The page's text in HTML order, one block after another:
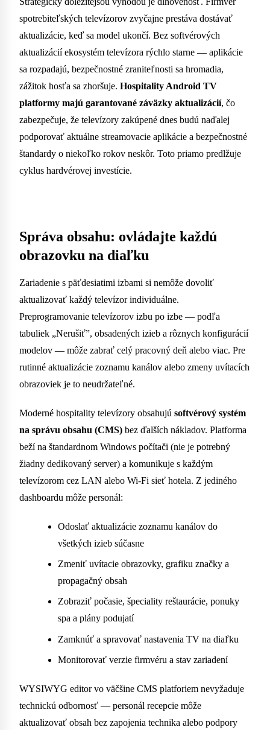
spotrebiteľských televízorov zvyčajne prestáva dostávať
aktualizácie, keď sa model ukončí. Bez softvérových
aktualizácií ekosystém televízora rýchlo starne — aplikácie
sa rozpadajú, bezpečnostné zraniteľnosti sa hromadia,
zážitok hosťa sa zhoršuje. Hospitality Android TV
platformy majú garantované záväzky aktualizácií, čo
zabezpečuje, že televízory zakúpené dnes budú naďalej
podporovať aktuálne streamovacie aplikácie a bezpečnostné
štandardy o niekoľko rokov neskôr. Toto priamo predlžuje
cyklus hardvérovej investície.
Správa obsahu: ovládajte každú
obrazovku na diaľku
Zariadenie s päťdesiatimi izbami si nemôže dovoliť
aktualizovať každý televízor individuálne.
Preprogramovanie televízorov izbu po izbe — podľa
tabuliek „Nerušiť”, obsadených izieb a rôznych konfigurácií
modelov — môže zabrať celý pracovný deň alebo viac. Pre
rutinné aktualizácie zoznamu kanálov alebo zmeny uvítacích
obrazoviek je to neudržateľné.
Moderné hospitality televízory obsahujú softvérový systém
na správu obsahu (CMS) bez ďalších nákladov. Platforma
beží na štandardnom Windows počítači (nie je potrebný
žiadny dedikovaný server) a komunikuje s každým
televízorom cez LAN alebo Wi-Fi sieť hotela. Z jediného
dashboardu môže personál:
Odoslať aktualizácie zoznamu kanálov do
všetkých izieb súčasne
Zmeniť uvítacie obrazovky, grafiku značky a
propagačný obsah
Zobraziť počasie, špeciality reštaurácie, ponuky
spa a plány podujatí
Zamknúť a spravovať nastavenia TV na diaľku
Monitorovať verzie firmvéru a stav zariadení
WYSIWYG editor vo väčšine CMS platforiem nevyžaduje
technickú odbornosť — personál recepcie môže
aktualizovať obsah bez zapojenia technika alebo podpory